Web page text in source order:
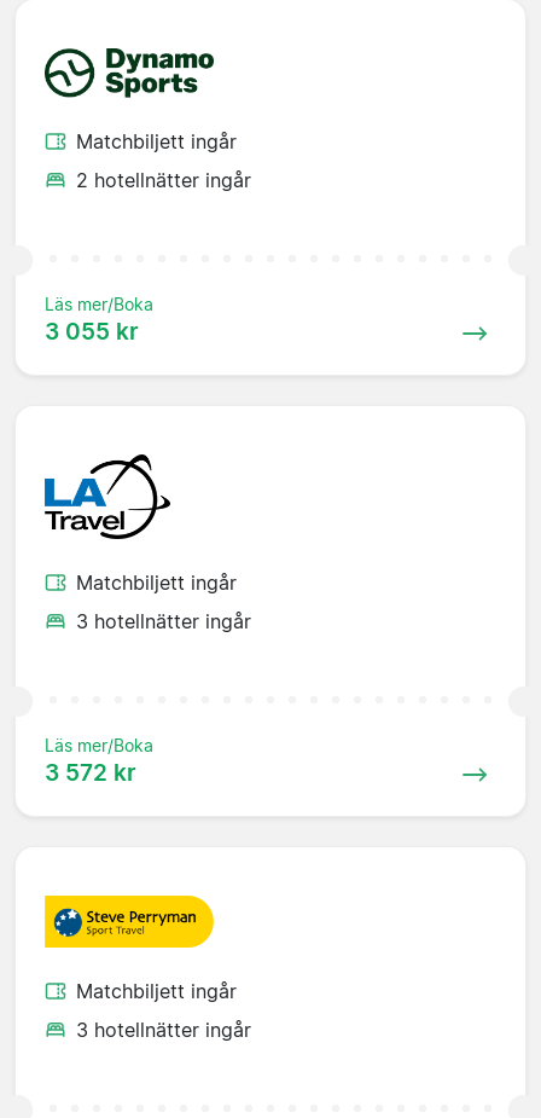
Matchbiljett ingår
2 hotellnätter ingår
Läs mer/Boka
3 055 kr
Matchbiljett ingår
3 hotellnätter ingår
Läs mer/Boka
3 572 kr
Matchbiljett ingår
3 hotellnätter ingår